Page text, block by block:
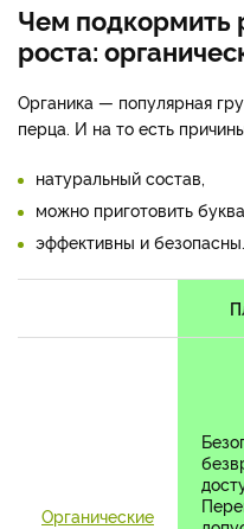
Чем подкормить
роста:
Органика — популярная
перца. И на то есть
натуральный состав,
можно приготовить
эффективны и безопасны.
Органические